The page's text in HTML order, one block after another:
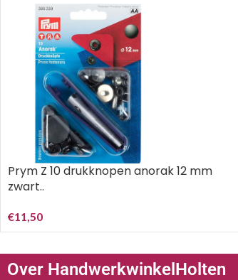
Prym Z 10 drukknopen anorak 12 mm
zwart..
€11,50
Over HandwerkwinkelHolten